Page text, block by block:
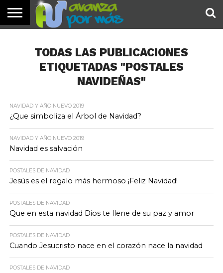
DE HOY
NOSOTROS
TODAS LAS PUBLICACIONES
ETIQUETADAS "POSTALES
NAVIDEÑAS"
NAVIDAD Y AÑO NUEVO 2019
¿Que simboliza el Árbol de Navidad?
NAVIDAD Y AÑO NUEVO 2019
Navidad es salvación
POSTALES DE NAVIDAD
Jesús es el regalo más hermoso ¡Feliz Navidad!
POSTALES DE NAVIDAD
Que en esta navidad Dios te llene de su paz y amor
POSTALES DE NAVIDAD
Cuando Jesucristo nace en el corazón nace la navidad
POSTALES DE NAVIDAD